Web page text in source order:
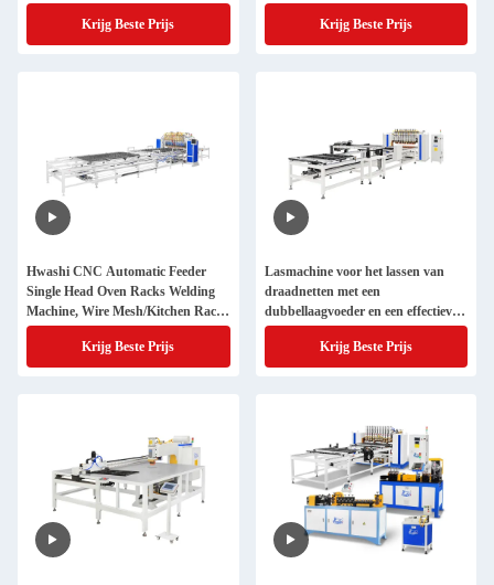
en de lasnauwkeurigheid te
verbeterenKrijg Beste Prijs
voeding en verstelbare elektrode-
Krijg Beste Prijs
Hwashi CNC Automatic Feeder
Single Head Oven Racks Welding
Machine, Wire Mesh/Kitchen Rack
Automatic Wire Mesh Spot
Welding MachineKrijg Beste Prijs
Lasmachine voor het lassen van
draadnetten met een
dubbellaagvoeder en een effectieve
laslengte van 3000 mm
Krijg Beste Prijs